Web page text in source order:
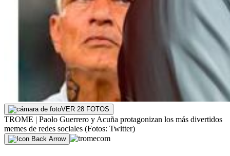
VER 28 FOTOS
TROME | Paolo Guerrero y Acuña protagonizan los más divertidos
memes de redes sociales (Fotos: Twitter)